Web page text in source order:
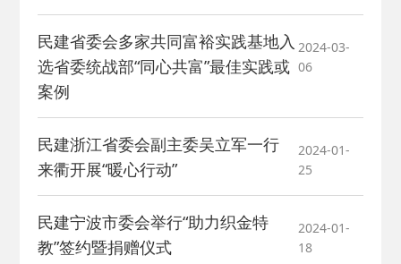
民建省委会多家共同富裕实践基地入
选省委统战部“同心共富”最佳实践或
案例
2024-03-
06
民建浙江省委会副主委吴立军一行
来衢开展“暖心行动”
2024-01-
25
民建宁波市委会举行“助力织金特
教”签约暨捐赠仪式
2024-01-
18